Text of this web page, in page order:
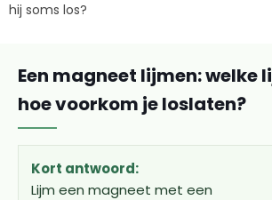
hij soms los?
Een magneet lijmen: welke
hoe voorkom je loslaten?
Kort antwoord:
Lijm een magneet met een